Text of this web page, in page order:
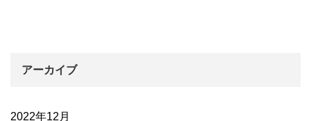
アーカイブ
2022年12月